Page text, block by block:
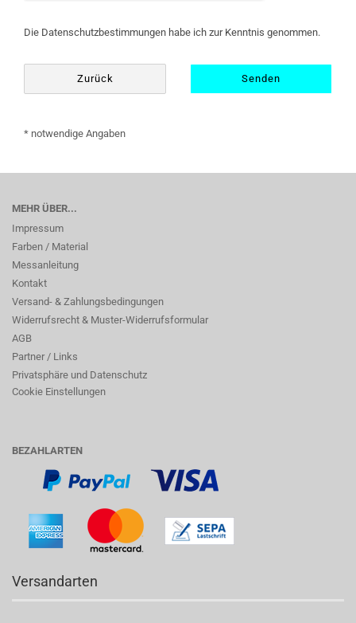
DATENSCHUTZBESTIMMUNGEN
Die Datenschutzbestimmungen habe ich zur Kenntnis genommen.
Zurück Senden
* notwendige Angaben
MEHR ÜBER...
Impressum
Farben / Material
Messanleitung
Kontakt
Versand- & Zahlungsbedingungen
Widerrufsrecht & Muster-Widerrufsformular
AGB
Partner / Links
Privatsphäre und Datenschutz
Cookie Einstellungen
BEZAHLARTEN
Versandarten